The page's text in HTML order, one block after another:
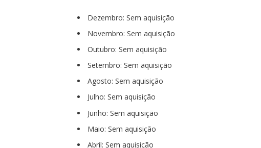
Dezembro: Sem aquisição
Novembro: Sem aquisição
Outubro: Sem aquisição
Setembro: Sem aquisição
Agosto: Sem aquisição
Julho: Sem aquisição
Junho: Sem aquisição
Maio: Sem aquisição
Abril: Sem aquisição